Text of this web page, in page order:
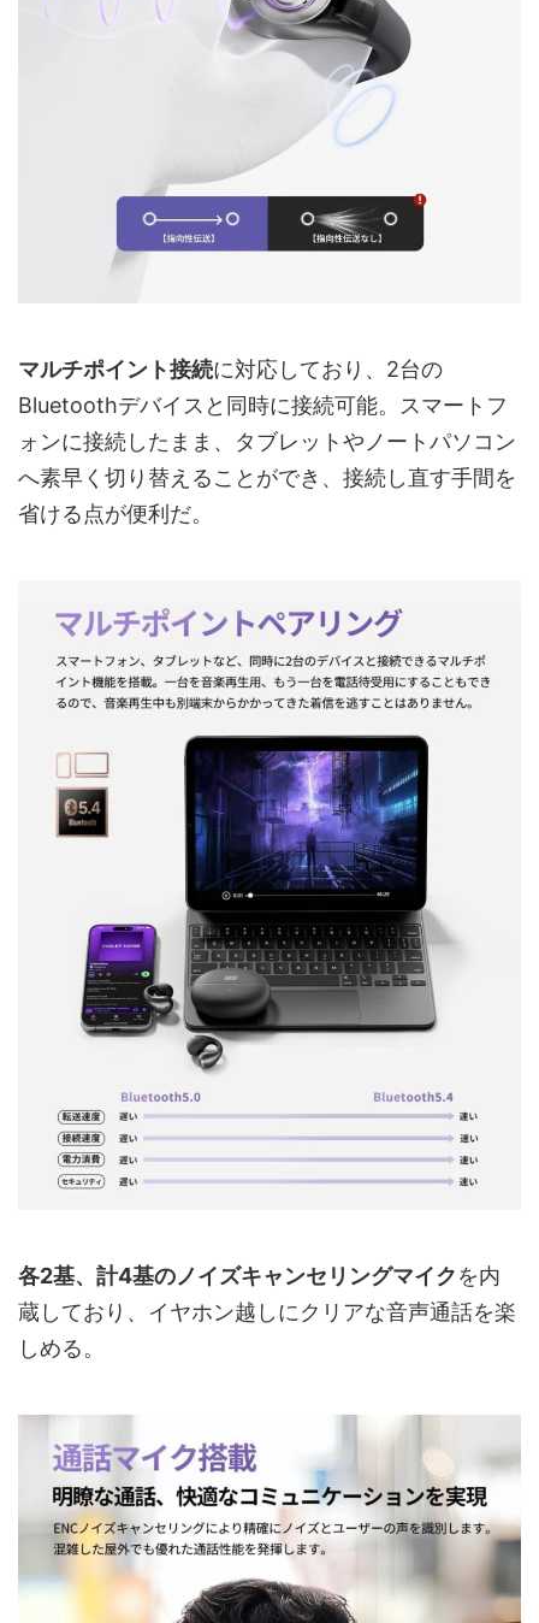
マルチポイント接続に対応しており、2台の
Bluetoothデバイスと同時に接続可能。スマートフ
ォンに接続したまま、タブレットやノートパソコン
へ素早く切り替えることができ、接続し直す手間を
省ける点が便利だ。
各2基、計4基のノイズキャンセリングマイクを内
蔵しており、イヤホン越しにクリアな音声通話を楽
しめる。